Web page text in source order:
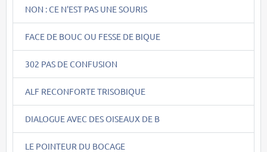
NON : CE N'EST PAS UNE SOURIS
FACE DE BOUC OU FESSE DE BIQUE
302 PAS DE CONFUSION
ALF RECONFORTE TRISOBIQUE
DIALOGUE AVEC DES OISEAUX DE B
LE POINTEUR DU BOCAGE